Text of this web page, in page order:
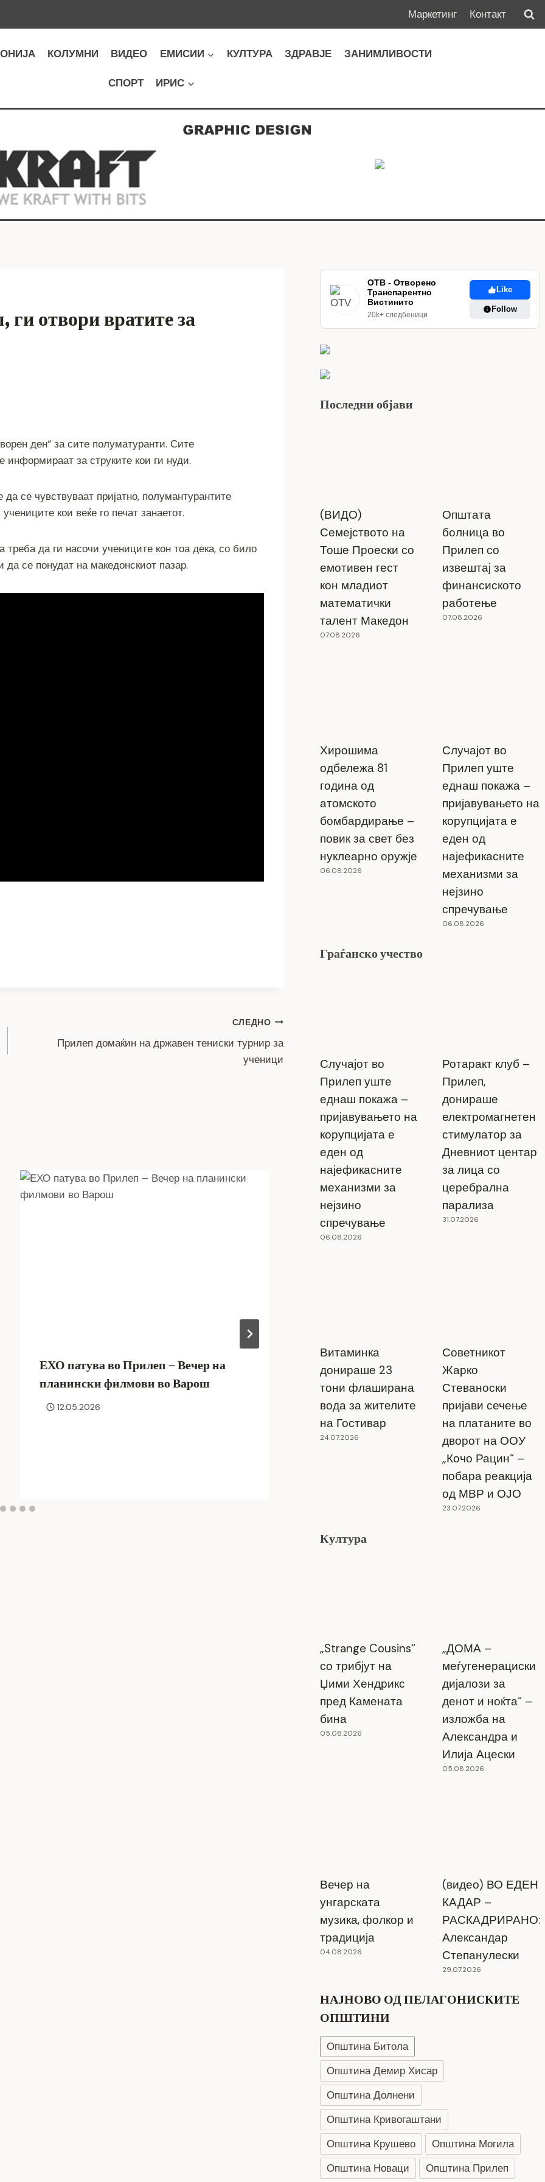
Маркетинг Контакт
КОЛУМНИ ВИДЕО ЕМИСИИ КУЛТУРА ЗДРАВЈЕ ЗАНИМЛИВОСТИ
СПОРТ ИРИС
отвори вратите за
ден“ за сите полуматуранти. Сите
за струките кои ги нуди.
се чувствуваат пријатно, полумантурантите
кои веќе го печат занаетот.
да ги насочи учениците кон тоа дека, со било
да се понудат на македонскиот пазар.
СЛЕДНО
Прилеп домаќин на државен тениски турнир за
ученици
ЕХО патува во Прилеп – Вечер на
планински филмови во Варош
12.05.2026
Продолжено работно време на
угостителските објекти во Општина
Ресен
26.12.2024
ОТВ - Отворено
Транспарентно
Вистинито
20k+ следбеници
Like
Follow
Последни објави
(ВИДО)
Семејството на
Тоше Проески со
емотивен гест
кон младиот
математички
талент Македон
07.08.2026
Општата
болница во
Прилеп со
извештај за
финансиското
работење
07.08.2026
Хирошима
одбележа 81
година од
атомското
бомбардирање –
повик за свет без
нуклеарно оружје
06.08.2026
Случајот во
Прилеп уште
еднаш покажа –
пријавувањето на
корупцијата е
еден од
најефикасните
механизми за
нејзино
спречување
06.08.2026
Граѓанско учество
Случајот во
Прилеп уште
еднаш покажа –
пријавувањето на
корупцијата е
еден од
најефикасните
механизми за
нејзино
спречување
06.08.2026
Ротаракт клуб –
Прилеп,
донираше
електромагнетен
стимулатор за
Дневниот центар
за лица со
церебрална
парализа
31.07.2026
Витаминка
донираше 23
тони флаширана
вода за жителите
на Гостивар
24.07.2026
Советникот
Жарко
Стеваноски
пријави сечење
на платаните во
дворот на ООУ
„Кочо Рацин“ –
побара реакција
од МВР и ОЈО
23.07.2026
Култура
„Strange Cousins“
со трибјут на
Џими Хендрикс
пред Камената
бина
05.08.2026
„ДОМА –
меѓугенерациски
дијалози за
денот и ноќта“ –
изложба на
Александра и
Илија Ацески
05.08.2026
Вечер на
унгарската
музика, фолкор и
традиција
04.08.2026
(видео) ВО ЕДЕН
КАДАР –
РАСКАДРИРАНО:
Александар
Степанулески
29.07.2026
НАЈНОВО ОД ПЕЛАГОНИСКИТЕ
ОПШТИНИ
Општина Битола
Општина Демир Хисар
Општина Долнени
Општина Кривогаштани
Општина Крушево
Општина Могила
Општина Новаци
Општина Прилеп